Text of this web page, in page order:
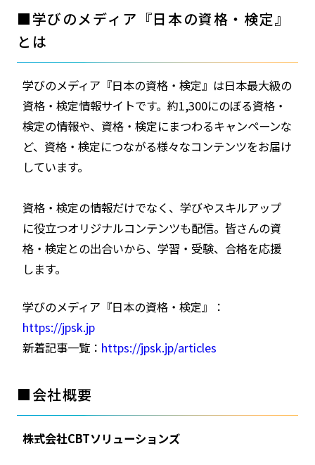
■学びのメディア『日本の資格・検定』
とは
学びのメディア『日本の資格・検定』は日本最大級の
資格・検定情報サイトです。約1,300にのぼる資格・
検定の情報や、資格・検定にまつわるキャンペーンな
ど、資格・検定につながる様々なコンテンツをお届け
しています。
資格・検定の情報だけでなく、学びやスキルアップ
に役立つオリジナルコンテンツも配信。皆さんの資
格・検定との出合いから、学習・受験、合格を応援
します。
学びのメディア『日本の資格・検定』：
https://jpsk.jp
新着記事一覧： https://jpsk.jp/articles
■会社概要
株式会社CBTソリューションズ